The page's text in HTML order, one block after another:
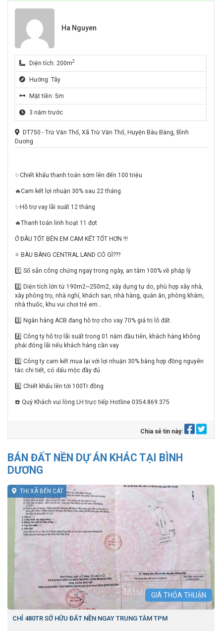
Ha Nguyen
Diện tích: 200m2
Hướng: Tây
Mặt tiền: 5m
3 năm trước
DT750 - Trừ Văn Thố, Xã Trừ Văn Thố, Huyện Bàu Bàng, Bình
Dương
✨Chiết khấu thanh toán sớm lên đến 100 triệu
🔥Cam kết lợi nhuận 30% sau 22 tháng
✨Hỗ trợ vay lãi suất 12 tháng
🔥Thanh toán linh hoạt 11 đợt
Ở ĐÂU TỐT BÊN EM CAM KẾT TỐT HƠN !!!
⭐️ BÀU BÀNG CENTRAL LAND CÓ GÌ???
1️⃣ Sổ sẵn công chứng ngay trong ngày, an tâm 100% về pháp lý
2️⃣ Diện tích lớn từ 190m2~250m2, xây dựng tự do, phù hợp xây nhà,
xây phòng trọ, nhà nghỉ, khách sạn, nhà hàng, quán ăn, phòng khám,
nhà thuốc, khu vui chơi trẻ em…
3️⃣ Ngân hàng ACB đang hỗ trợ cho vay 70% giá trị lô đất.
4️⃣ Công ty hỗ trợ lãi suất trong 01 năm đầu tiên, khách hàng không
phải đóng lãi nếu khách hàng cần vay
5️⃣ Công ty cam kết mua lại với lợi nhuận 30% bằng hợp đồng nguyên
tắc chi tiết, có dấu mộc đầy đủ
6️⃣ Chiết khấu lên tới 100Tr đồng
☎️ Quý Khách vui lòng LH trực tiếp Hotline 0354.869.375
Chia sẻ tin này:
BÁN ĐẤT NỀN DỰ ÁN KHÁC TẠI BÌNH
DƯƠNG
THỊ XÃ BẾN CÁT
GIÁ THỎA THUẬN
CHỈ 480TR SỞ HỮU ĐẤT NỀN NGAY TRUNG TÂM TPM